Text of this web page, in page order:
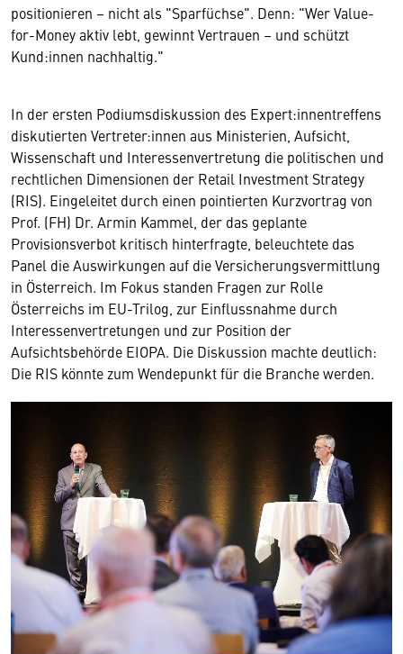
positionieren – nicht als "Sparfüchse". Denn: "Wer Value-
for-Money aktiv lebt, gewinnt Vertrauen – und schützt
Kund:innen nachhaltig."
In der ersten Podiumsdiskussion des Expert:innentreffens
diskutierten Vertreter:innen aus Ministerien, Aufsicht,
Wissenschaft und Interessenvertretung die politischen und
rechtlichen Dimensionen der Retail Investment Strategy
(RIS). Eingeleitet durch einen pointierten Kurzvortrag von
Prof. (FH) Dr. Armin Kammel, der das geplante
Provisionsverbot kritisch hinterfragte, beleuchtete das
Panel die Auswirkungen auf die Versicherungsvermittlung
in Österreich. Im Fokus standen Fragen zur Rolle
Österreichs im EU-Trilog, zur Einflussnahme durch
Interessenvertretungen und zur Position der
Aufsichtsbehörde EIOPA. Die Diskussion machte deutlich:
Die RIS könnte zum Wendepunkt für die Branche werden.